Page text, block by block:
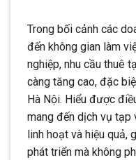
Trong bối cảnh các
đến không gian làm
nghiệp, nhu cầu thuê
càng tăng cao, đặc
Hà Nội. Hiểu được
mang đến dịch vụ tạp
linh hoạt và hiệu quả,
phát triển mà không